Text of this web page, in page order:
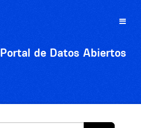
Toggle
Portal de Datos Abiertos